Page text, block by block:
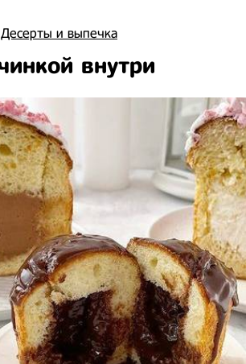
Десерты и выпечка
внутри